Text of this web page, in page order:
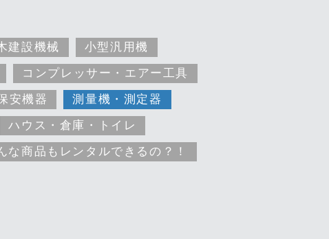
建設機械
小型汎用機
コンプレッサー・エアー工具
安機器
測量機・測定器
ハウス・倉庫・トイレ
な商品もレンタルできるの？！